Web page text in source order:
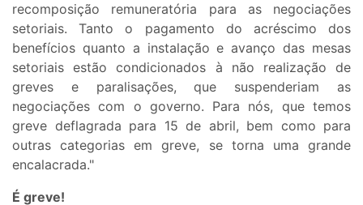
recomposição remuneratória para as negociações
setoriais. Tanto o pagamento do acréscimo dos
benefícios quanto a instalação e avanço das mesas
setoriais estão condicionados à não realização de
greves e paralisações, que suspenderiam as
negociações com o governo. Para nós, que temos
greve deflagrada para 15 de abril, bem como para
outras categorias em greve, se torna uma grande
encalacrada."
É greve!